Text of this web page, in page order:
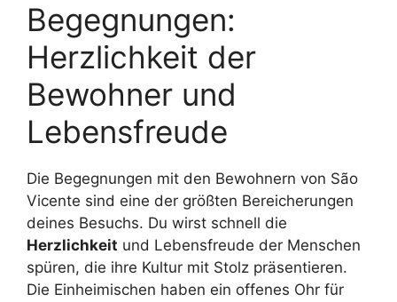
Begegnungen:
Herzlichkeit der
Bewohner und
Lebensfreude
Die Begegnungen mit den Bewohnern von São
Vicente sind eine der größten Bereicherungen
deines Besuchs. Du wirst schnell die
Herzlichkeit und Lebensfreude der Menschen
spüren, die ihre Kultur mit Stolz präsentieren.
Die Einheimischen haben ein offenes Ohr für